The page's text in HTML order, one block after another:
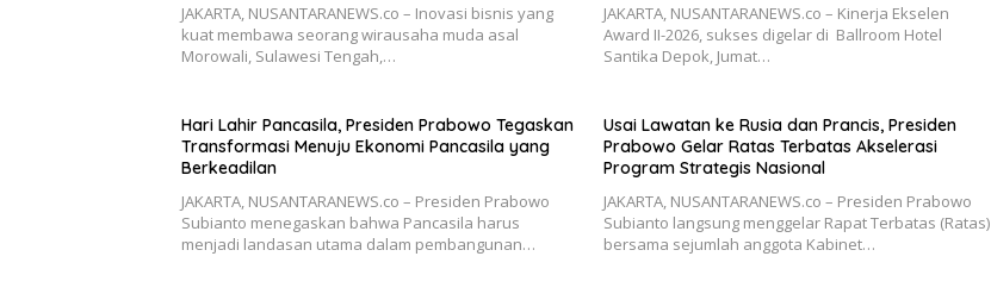
JAKARTA, NUSANTARANEWS.co – Inovasi bisnis yang
kuat membawa seorang wirausaha muda asal
Morowali, Sulawesi Tengah,…
JAKARTA, NUSANTARANEWS.co – Kinerja Ekselen
Award II-2026, sukses digelar di Ballroom Hotel
Santika Depok, Jumat…
Hari Lahir Pancasila, Presiden Prabowo Tegaskan
Transformasi Menuju Ekonomi Pancasila yang
Berkeadilan
JAKARTA, NUSANTARANEWS.co – Presiden Prabowo
Subianto menegaskan bahwa Pancasila harus
menjadi landasan utama dalam pembangunan…
Usai Lawatan ke Rusia dan Prancis, Presiden
Prabowo Gelar Ratas Terbatas Akselerasi
Program Strategis Nasional
JAKARTA, NUSANTARANEWS.co – Presiden Prabowo
Subianto langsung menggelar Rapat Terbatas (Ratas)
bersama sejumlah anggota Kabinet…